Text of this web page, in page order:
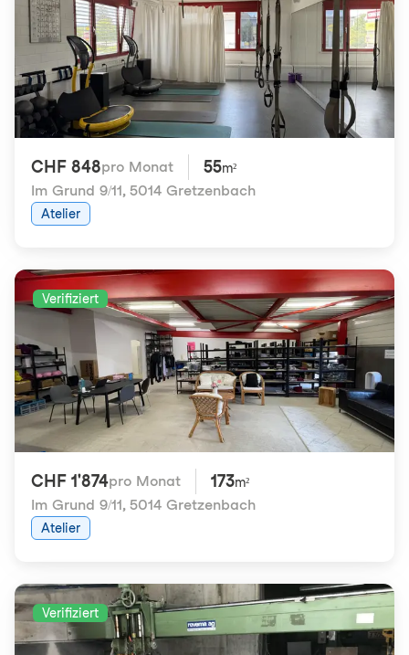
CHF 848pro Monat 55m²
Im Grund 9/11, 5014 Gretzenbach
Atelier
Verifiziert
CHF 1'874pro Monat 173m²
Im Grund 9/11, 5014 Gretzenbach
Atelier
Verifiziert